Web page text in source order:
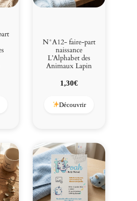
N°A12- faire-part
naissance
L’Alphabet des
Animaux Lapin
1,30€
Découvrir